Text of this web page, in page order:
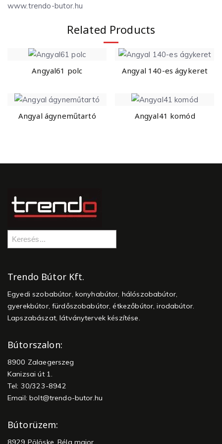
www.trendo-butor.hu
Related Products
Angyal61 polc Angyal 140-es ágykeret
Angyal ágyneműtartó Angyal41 komód
Trendo Bútor Kft.
Egyedi szobabútor, konyhabútor, hálószobabútor,
gyerekbútor, fürdőszobabútor, étkezőbútor, irodabútor.
Lapszabászat, látványtervek készítése.
Bútorszalon:
8900 Zalaegerszeg
Kanizsai út 1.
Tel: 30/323-8942
Email:bolt@trendo-butor.hu
Bútorüzem:
8929 Pölöske, Béla major